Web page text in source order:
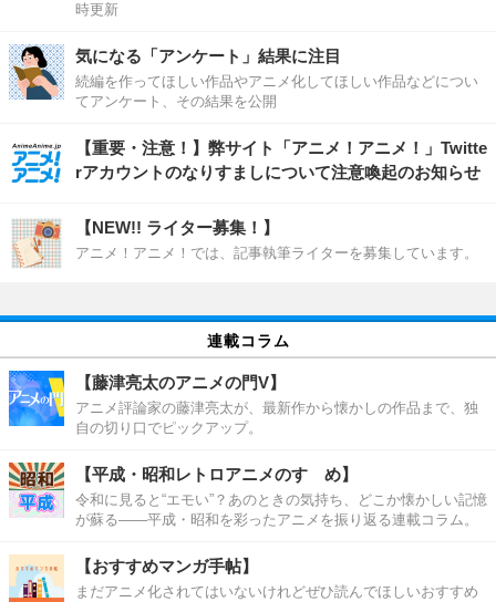
時更新
気になる「アンケート」結果に注目
続編を作ってほしい作品やアニメ化してほしい作品などについ
てアンケート、その結果を公開
【重要・注意！】弊サイト「アニメ！アニメ！」Twitte
rアカウントのなりすましについて注意喚起のお知らせ
【NEW!! ライター募集！】
アニメ！アニメ！では、記事執筆ライターを募集しています。
連載コラム
【藤津亮太のアニメの門V】
アニメ評論家の藤津亮太が、最新作から懐かしの作品まで、独
自の切り口でピックアップ。
【平成・昭和レトロアニメのすゝめ】
令和に見ると“エモい”？あのときの気持ち、どこか懐かしい記憶
が蘇る――平成・昭和を彩ったアニメを振り返る連載コラム。
【おすすめマンガ手帖】
まだアニメ化されてはいないけれどぜひ読んでほしいおすすめ